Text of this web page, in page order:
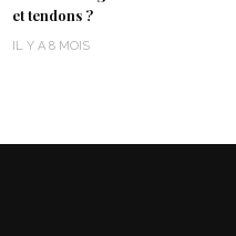
et tendons ?
IL Y A 8 MOIS